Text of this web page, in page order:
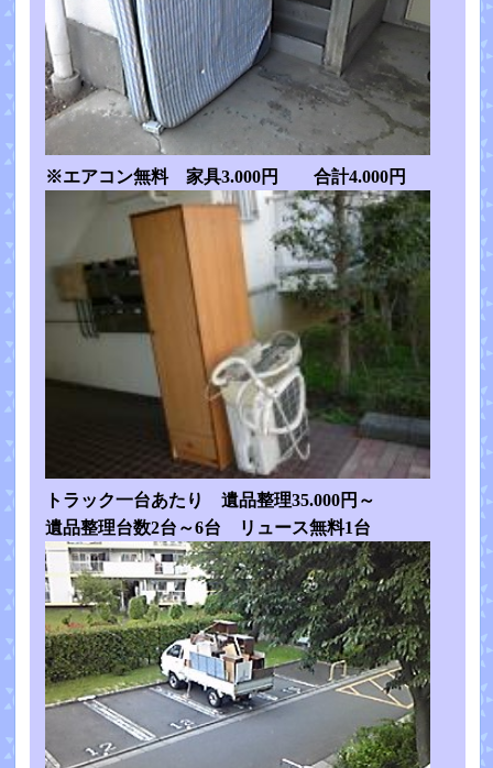
※エアコン無料 家具3.000円 合計4.000円
トラック一台あたり 遺品整理35.000円～
遺品整理台数2台～6台 リュース無料1台